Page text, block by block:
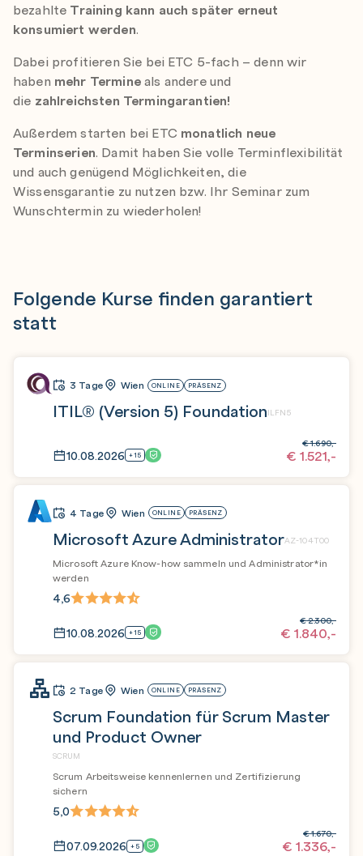
bezahlte Training kann auch später erneut
konsumiert werden.
Dabei profitieren Sie bei ETC 5-fach – denn wir
haben mehr Termineals andere und
die zahlreichsten Termingarantien!
Außerdem starten bei ETC monatlich neue
Terminserien. Damit haben Sie volle Terminflexibilität
und auch genügend Möglichkeiten, die
Wissensgarantie zu nutzen bzw. Ihr Seminar zum
Wunschtermin zu wiederholen!
Folgende Kurse finden garantiert
statt
3 Tage Wien ONLINE PRÄSENZ
ITIL® (Version 5) FoundationILFN5
10.08.2026 +15 € 1.521,-
€1.690,-
4 Tage Wien ONLINE PRÄSENZ
Microsoft Azure AdministratorAZ-104T00
Microsoft Azure Know-how sammeln und Administrator*in
werden
4,6
10.08.2026 +15 € 1.840,-
€2.300,-
2 Tage Wien ONLINE PRÄSENZ
Scrum Foundation für Scrum Master
und Product Owner
SCRUM
Scrum Arbeitsweise kennenlernen und Zertifizierung
sichern
5,0
07.09.2026 +5 € 1.336,-
€1.670,-